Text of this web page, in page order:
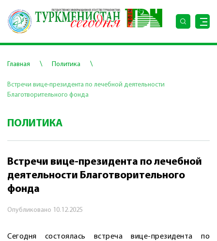
Главная \ Политика \
Встречи вице-президента по лечебной деятельности
Благотворительного фонда
ПОЛИТИКА
Встречи вице-президента по лечебной
деятельности Благотворительного
фонда
Опубликовано 10.12.2025
Сегодня состоялась встреча вице-президента по